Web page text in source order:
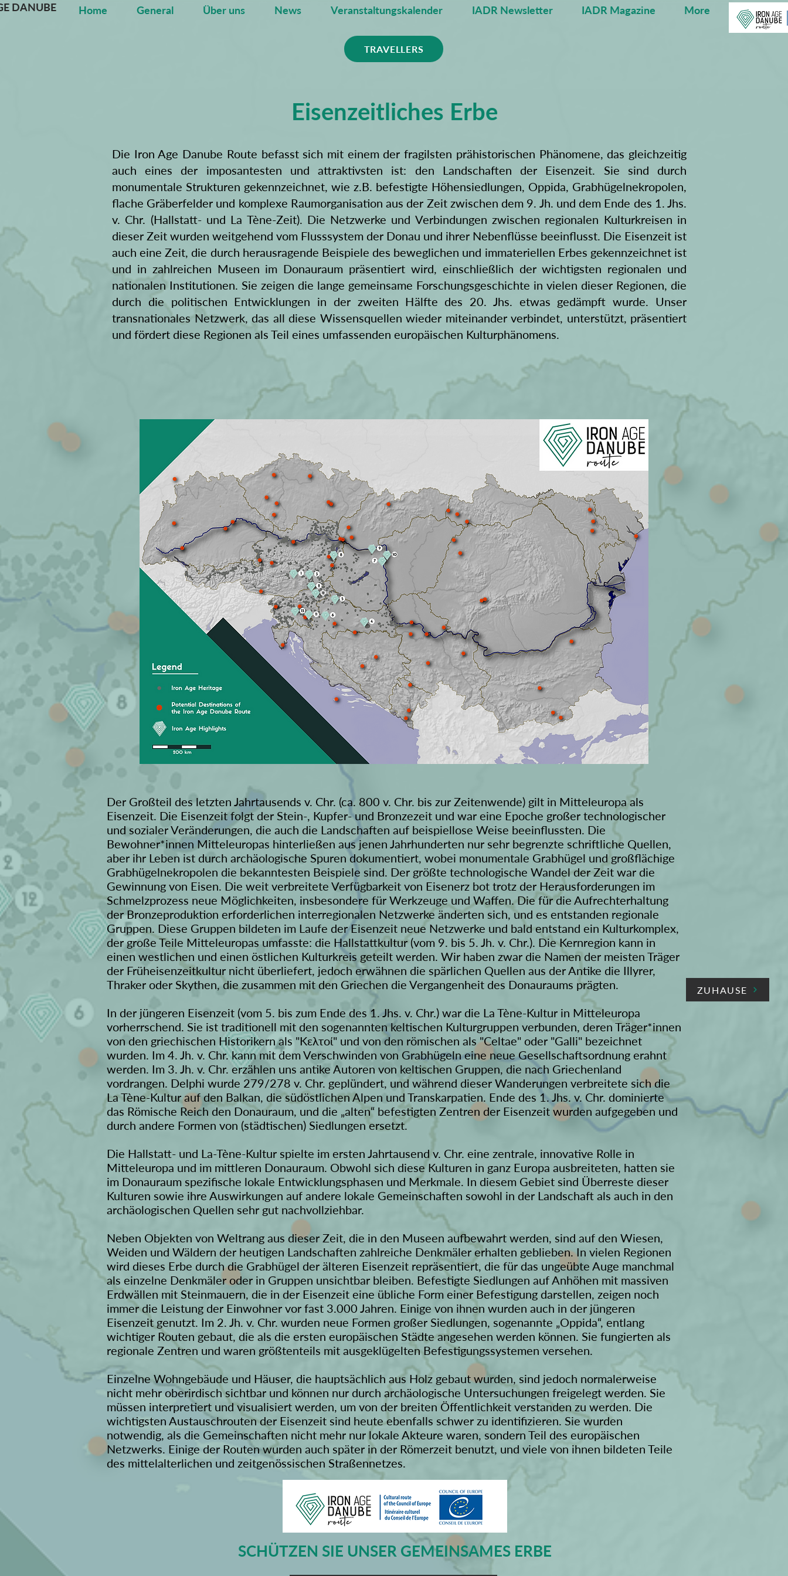
Home General Über uns News Veranstaltungskalender IADR Newsletter IADR Magazine More
DANUBE
TRAVELLERS
Eisenzeitliches Erbe
Die Iron Age Danube Route befasst sich mit einem der fragilsten prähistorischen Phänomene, das gleichzeitig
auch eines der imposantesten und attraktivsten ist: den Landschaften der Eisenzeit. Sie sind durch
monumentale Strukturen gekennzeichnet, wie z.B. befestigte Höhensiedlungen, Oppida, Grabhügelnekropolen,
flache Gräberfelder und komplexe Raumorganisation aus der Zeit zwischen dem 9. Jh. und dem Ende des 1. Jhs.
v. Chr. (Hallstatt- und La Tène-Zeit). Die Netzwerke und Verbindungen zwischen regionalen Kulturkreisen in
dieser Zeit wurden weitgehend vom Flusssystem der Donau und ihrer Nebenflüsse beeinflusst. Die Eisenzeit ist
auch eine Zeit, die durch herausragende Beispiele des beweglichen und immateriellen Erbes gekennzeichnet ist
und in zahlreichen Museen im Donauraum präsentiert wird, einschließlich der wichtigsten regionalen und
nationalen Institutionen. Sie zeigen die lange gemeinsame Forschungsgeschichte in vielen dieser Regionen, die
durch die politischen Entwicklungen in der zweiten Hälfte des 20. Jhs. etwas gedämpft wurde. Unser
transnationales Netzwerk, das all diese Wissensquellen wieder miteinander verbindet, unterstützt, präsentiert
und fördert diese Regionen als Teil eines umfassenden europäischen Kulturphänomens.
Der Großteil des letzten Jahrtausends v. Chr. (ca. 800 v. Chr. bis zur Zeitenwende) gilt in Mitteleuropa als
Eisenzeit. Die Eisenzeit folgt der Stein-, Kupfer- und Bronzezeit und war eine Epoche großer technologischer
und sozialer Veränderungen, die auch die Landschaften auf beispiellose Weise beeinflussten. Die
Bewohner*innen Mitteleuropas hinterließen aus jenen Jahrhunderten nur sehr begrenzte schriftliche Quellen,
aber ihr Leben ist durch archäologische Spuren dokumentiert, wobei monumentale Grabhügel und großflächige
Grabhügelnekropolen die bekanntesten Beispiele sind. Der größte technologische Wandel der Zeit war die
Gewinnung von Eisen. Die weit verbreitete Verfügbarkeit von Eisenerz bot trotz der Herausforderungen im
Schmelzprozess neue Möglichkeiten, insbesondere für Werkzeuge und Waffen. Die für die Aufrechterhaltung
der Bronzeproduktion erforderlichen interregionalen Netzwerke änderten sich, und es entstanden regionale
Gruppen. Diese Gruppen bildeten im Laufe der Eisenzeit neue Netzwerke und bald entstand ein Kulturkomplex,
der große Teile Mitteleuropas umfasste: die Hallstattkultur (vom 9. bis 5. Jh. v. Chr.). Die Kernregion kann in
einen westlichen und einen östlichen Kulturkreis geteilt werden. Wir haben zwar die Namen der meisten Träger
der Früheisenzeitkultur nicht überliefert, jedoch erwähnen die spärlichen Quellen aus der Antike die Illyrer,
Thraker oder Skythen, die zusammen mit den Griechen die Vergangenheit des Donauraums prägten.
In der jüngeren Eisenzeit (vom 5. bis zum Ende des 1. Jhs. v. Chr.) war die La Tène-Kultur in Mitteleuropa
vorherrschend. Sie ist traditionell mit den sogenannten keltischen Kulturgruppen verbunden, deren Träger*innen
von den griechischen Historikern als "Κελτοί" und von den römischen als "Celtae" oder "Galli" bezeichnet
wurden. Im 4. Jh. v. Chr. kann mit dem Verschwinden von Grabhügeln eine neue Gesellschaftsordnung erahnt
werden. Im 3. Jh. v. Chr. erzählen uns antike Autoren von keltischen Gruppen, die nach Griechenland
vordrangen. Delphi wurde 279/278 v. Chr. geplündert, und während dieser Wanderungen verbreitete sich die
La Tène-Kultur auf den Balkan, die südöstlichen Alpen und Transkarpatien. Ende des 1. Jhs. v. Chr. dominierte
das Römische Reich den Donauraum, und die „alten“ befestigten Zentren der Eisenzeit wurden aufgegeben und
durch andere Formen von (städtischen) Siedlungen ersetzt.
Die Hallstatt- und La-Tène-Kultur spielte im ersten Jahrtausend v. Chr. eine zentrale, innovative Rolle in
Mitteleuropa und im mittleren Donauraum. Obwohl sich diese Kulturen in ganz Europa ausbreiteten, hatten sie
im Donauraum spezifische lokale Entwicklungsphasen und Merkmale. In diesem Gebiet sind Überreste dieser
Kulturen sowie ihre Auswirkungen auf andere lokale Gemeinschaften sowohl in der Landschaft als auch in den
archäologischen Quellen sehr gut nachvollziehbar.
Neben Objekten von Weltrang aus dieser Zeit, die in den Museen aufbewahrt werden, sind auf den Wiesen,
Weiden und Wäldern der heutigen Landschaften zahlreiche Denkmäler erhalten geblieben. In vielen Regionen
wird dieses Erbe durch die Grabhügel der älteren Eisenzeit repräsentiert, die für das ungeübte Auge manchmal
als einzelne Denkmäler oder in Gruppen unsichtbar bleiben. Befestigte Siedlungen auf Anhöhen mit massiven
Erdwällen mit Steinmauern, die in der Eisenzeit eine übliche Form einer Befestigung darstellen, zeigen noch
immer die Leistung der Einwohner vor fast 3.000 Jahren. Einige von ihnen wurden auch in der jüngeren
Eisenzeit genutzt. Im 2. Jh. v. Chr. wurden neue Formen großer Siedlungen, sogenannte „Oppida“, entlang
wichtiger Routen gebaut, die als die ersten europäischen Städte angesehen werden können. Sie fungierten als
regionale Zentren und waren größtenteils mit ausgeklügelten Befestigungssystemen versehen.
Einzelne Wohngebäude und Häuser, die hauptsächlich aus Holz gebaut wurden, sind jedoch normalerweise
nicht mehr oberirdisch sichtbar und können nur durch archäologische Untersuchungen freigelegt werden. Sie
müssen interpretiert und visualisiert werden, um von der breiten Öffentlichkeit verstanden zu werden. Die
wichtigsten Austauschrouten der Eisenzeit sind heute ebenfalls schwer zu identifizieren. Sie wurden
notwendig, als die Gemeinschaften nicht mehr nur lokale Akteure waren, sondern Teil des europäischen
Netzwerks. Einige der Routen wurden auch später in der Römerzeit benutzt, und viele von ihnen bildeten Teile
des mittelalterlichen und zeitgenössischen Straßennetzes.
ZUHAUSE
SCHÜTZEN SIE UNSER GEMEINSAMES ERBE